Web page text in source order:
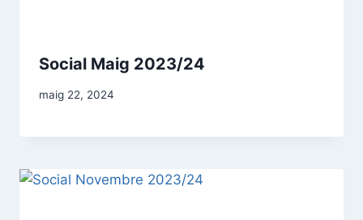
Social Maig 2023/24
maig 22, 2024